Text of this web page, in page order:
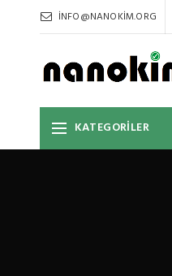
INFO@NANOKIM.ORG
KATEGORİLER